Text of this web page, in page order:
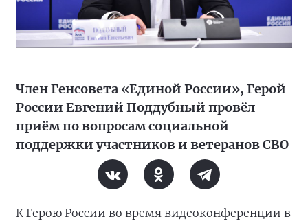
Член Генсовета «Единой России», Герой
России Евгений Поддубный провёл
приём по вопросам социальной
поддержки участников и ветеранов СВО
К Герою России во время видеоконференции в